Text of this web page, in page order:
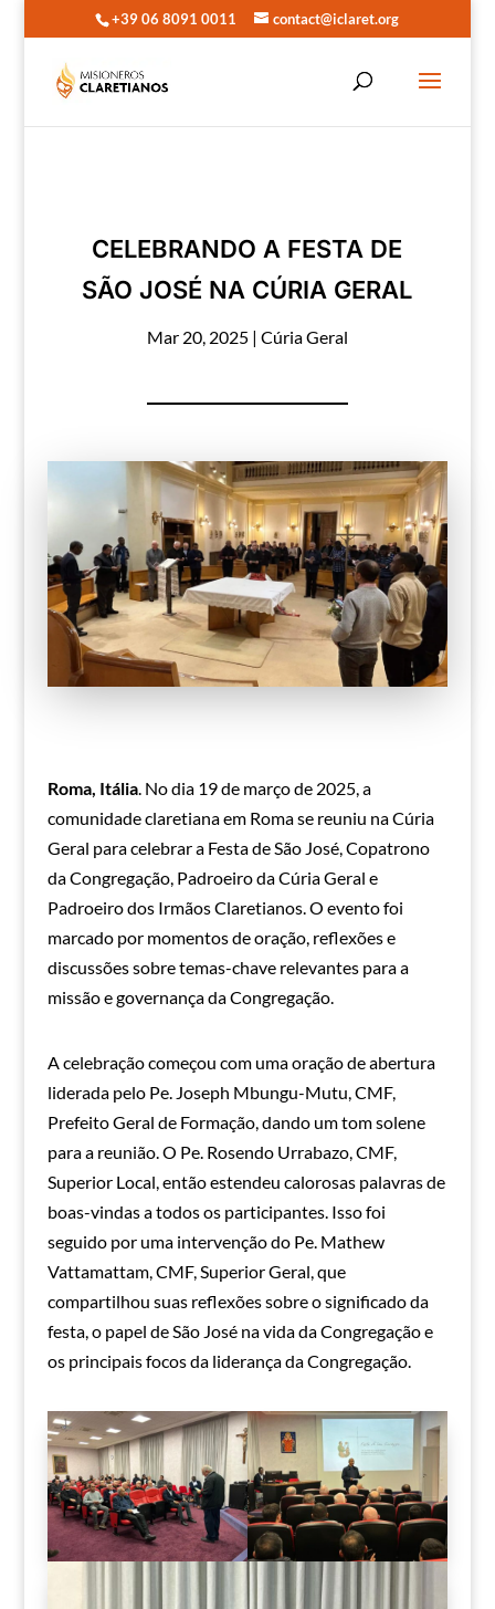
+39 06 8091 0011 contact@iclaret.org
CELEBRANDO A FESTA DE
SÃO JOSÉ NA CÚRIA GERAL
Mar 20, 2025| Cúria Geral
Roma, Itália. No dia 19 de março de 2025, a
comunidade claretiana em Roma se reuniu na Cúria
Geral para celebrar a Festa de São José, Copatrono
da Congregação, Padroeiro da Cúria Geral e
Padroeiro dos Irmãos Claretianos. O evento foi
marcado por momentos de oração, reflexões e
discussões sobre temas-chave relevantes para a
missão e governança da Congregação.
A celebração começou com uma oração de abertura
liderada pelo Pe. Joseph Mbungu-Mutu, CMF,
Prefeito Geral de Formação, dando um tom solene
para a reunião. O Pe. Rosendo Urrabazo, CMF,
Superior Local, então estendeu calorosas palavras de
boas-vindas a todos os participantes. Isso foi
seguido por uma intervenção do Pe. Mathew
Vattamattam, CMF, Superior Geral, que
compartilhou suas reflexões sobre o significado da
festa, o papel de São José na vida da Congregação e
os principais focos da liderança da Congregação.